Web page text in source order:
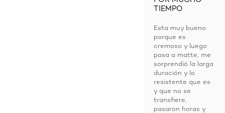
TIEMPO
Esta muy bueno
porque es
cremoso y luego
pasa a matte, me
sorprendió la larga
duración y lo
resistente que es
y que no se
transfiere,
pasaron horas y